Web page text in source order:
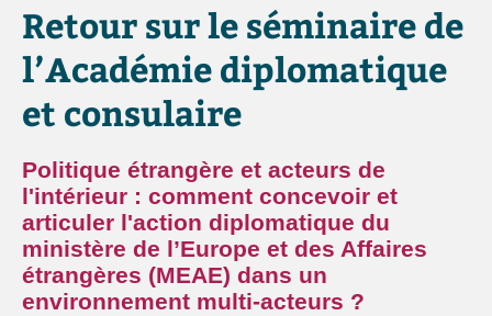
Retour sur le séminaire de
l’Académie diplomatique
et consulaire
Politique étrangère et acteurs de
l'intérieur : comment concevoir et
articuler l'action diplomatique du
ministère de l’Europe et des Affaires
étrangères (MEAE) dans un
environnement multi-acteurs ?